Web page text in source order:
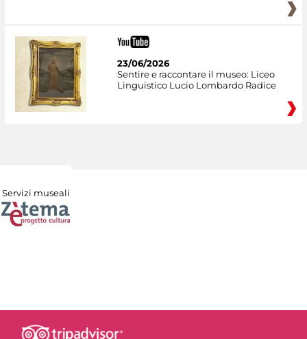
23/06/2026
Sentire e raccontare il museo: Liceo
Linguistico Lucio Lombardo Radice
Servizi museali